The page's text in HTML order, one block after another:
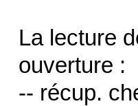
La lecture
ouverture :
-- récup.